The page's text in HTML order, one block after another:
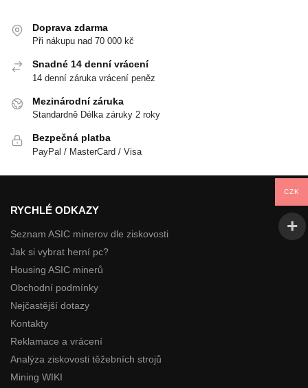
Doprava zdarma
Při nákupu nad 70 000 kč
Snadné 14 denní vrácení
14 denní záruka vrácení peněz
Mezinárodní záruka
Standardně Délka záruky 2 roky
Bezpečná platba
PayPal / MasterCard / Visa
RYCHLÉ ODKAZY
Seznam ASIC minerov dle ziskovosti
Jak si vybrat herní pc?
Housing ASIC minerů
Obchodní podmínky
Nejčastější dotazy
Kontakty
Reklamace a vrácení
Analýza ziskovosti těžebních strojů
Mining WIKI
CZK